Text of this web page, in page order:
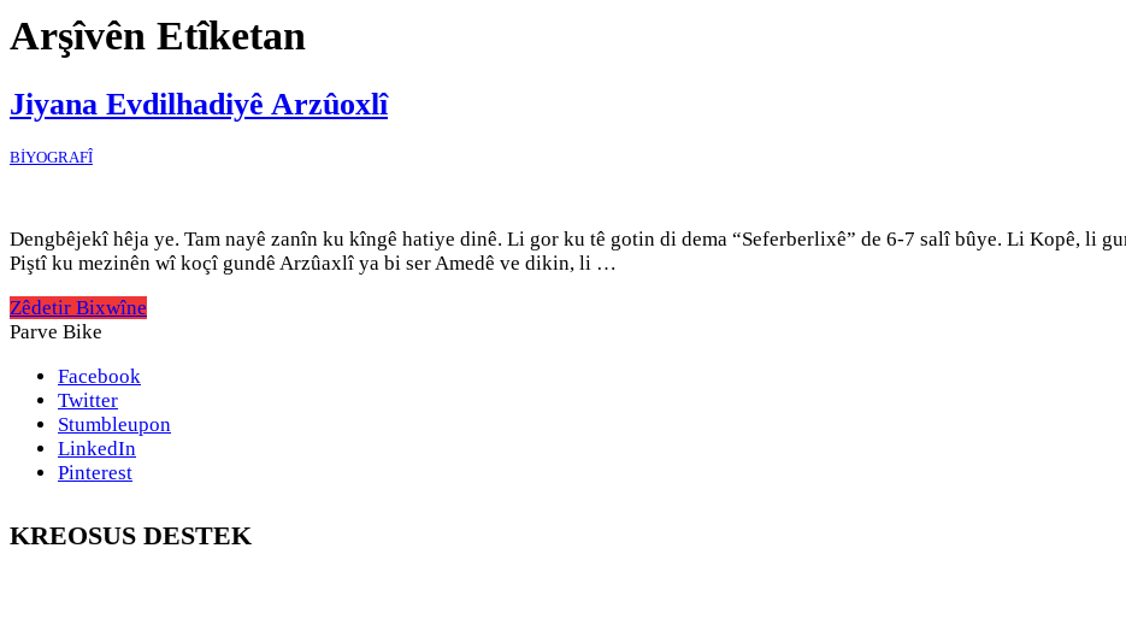
Arşîvên Etîketan
Jiyana Evdilhadiyê Arzûoxlî
BİYOGRAFÎ
Dengbêjekî hêja ye. Tam nayê zanîn ku kîngê hatiye dinê. Li gor ku tê gotin di dema “Seferberlixê” de 6-7 salî bûye. Li Kopê, li
Piştî ku mezinên wî koçî gundê Arzûaxlî ya bi ser Amedê ve dikin, li …
Zêdetir Bixwîne
Parve Bike
Facebook
Twitter
Stumbleupon
LinkedIn
Pinterest
KREOSUS DESTEK